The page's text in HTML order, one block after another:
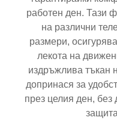
работен ден. Тази
на различни
размери,
лекота на
издръжлива тъкан
допринася за
през целия ден, без